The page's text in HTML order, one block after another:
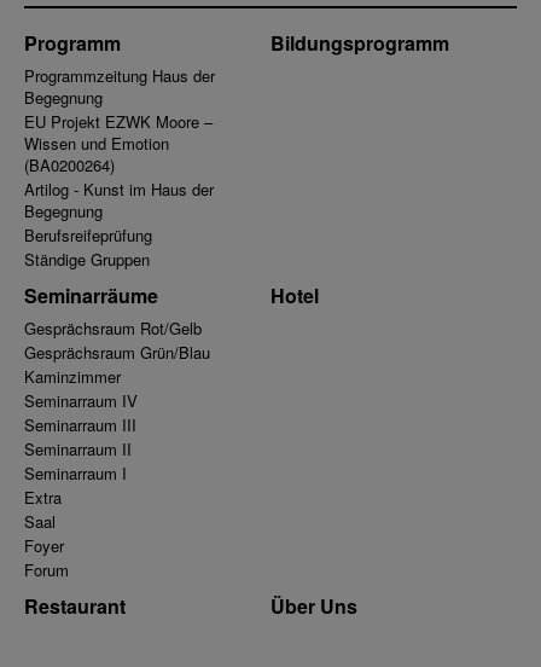
Programm
Programmzeitung Haus der
Begegnung
EU Projekt EZWK Moore –
Wissen und Emotion
(BA0200264)
Artilog - Kunst im Haus der
Begegnung
Berufsreifeprüfung
Ständige Gruppen
Bildungsprogramm
Seminarräume
Gesprächsraum Rot/Gelb
Gesprächsraum Grün/Blau
Kaminzimmer
Seminarraum IV
Seminarraum III
Seminarraum II
Seminarraum I
Extra
Saal
Foyer
Forum
Hotel
Restaurant Über Uns